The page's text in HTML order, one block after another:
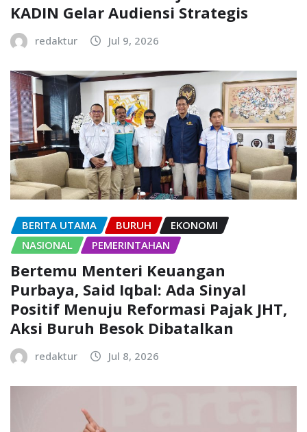
KADIN Gelar Audiensi Strategis
redaktur Jul 9, 2026
BERITA UTAMA BURUH
EKONOMI
NASIONAL
PEMERINTAHAN
Bertemu Menteri Keuangan
Purbaya, Said Iqbal: Ada Sinyal
Positif Menuju Reformasi Pajak JHT,
Aksi Buruh Besok Dibatalkan
redaktur Jul 8, 2026